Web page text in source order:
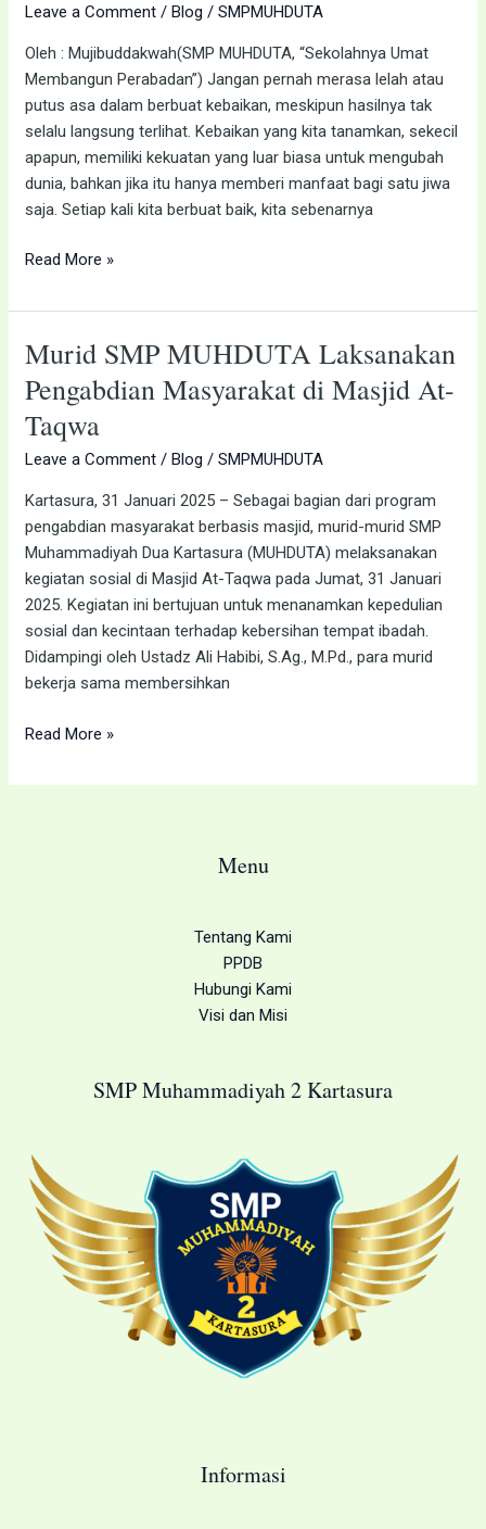
Leave a Comment /Blog /SMPMUHDUTA
Oleh : Mujibuddakwah(SMP MUHDUTA, “Sekolahnya Umat
Membangun Perabadan”) Jangan pernah merasa lelah atau
putus asa dalam berbuat kebaikan, meskipun hasilnya tak
selalu langsung terlihat. Kebaikan yang kita tanamkan, sekecil
apapun, memiliki kekuatan yang luar biasa untuk mengubah
dunia, bahkan jika itu hanya memberi manfaat bagi satu jiwa
saja. Setiap kali kita berbuat baik, kita sebenarnya
Read More »
Murid SMP MUHDUTA Laksanakan
Pengabdian Masyarakat di Masjid At-
Taqwa
Leave a Comment / Blog /SMPMUHDUTA
Kartasura, 31 Januari 2025 – Sebagai bagian dari program
pengabdian masyarakat berbasis masjid, murid-murid SMP
Muhammadiyah Dua Kartasura (MUHDUTA) melaksanakan
kegiatan sosial di Masjid At-Taqwa pada Jumat, 31 Januari
2025. Kegiatan ini bertujuan untuk menanamkan kepedulian
sosial dan kecintaan terhadap kebersihan tempat ibadah.
Didampingi oleh Ustadz Ali Habibi, S.Ag., M.Pd., para murid
bekerja sama membersihkan
Murid
MUHDUTA
Laksanakan
Pengabdian
di
Masjid
At-
Taqwa
Read More »
Menu
Tentang Kami
PPDB
Hubungi Kami
Visi dan Misi
SMP Muhammadiyah 2 Kartasura
Informasi